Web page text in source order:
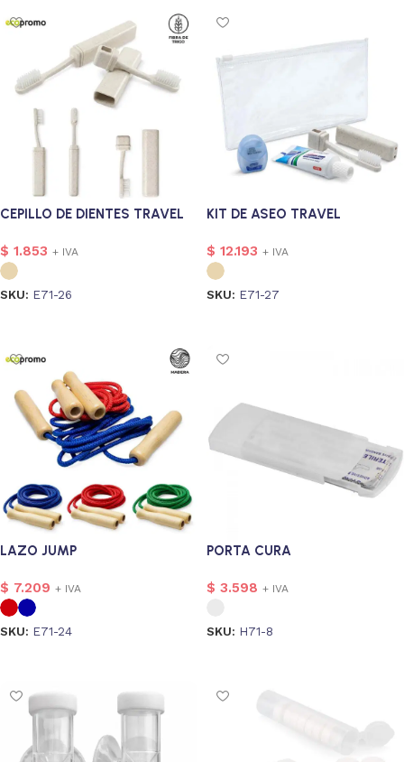
CEPILLO DE DIENTES TRAVEL
$ 1.853 + IVA
SKU: E71-26
KIT DE ASEO TRAVEL
$ 12.193 + IVA
SKU: E71-27
LAZO JUMP
$ 7.209 + IVA
SKU: E71-24
PORTA CURA
$ 3.598 + IVA
SKU: H71-8